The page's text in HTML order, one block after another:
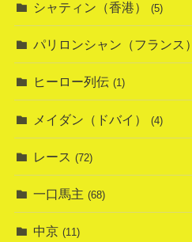
シャティン（香港） (5)
パリロンシャン（フランス）
ヒーロー列伝 (1)
メイダン（ドバイ） (4)
レース (72)
一口馬主 (68)
中京 (11)